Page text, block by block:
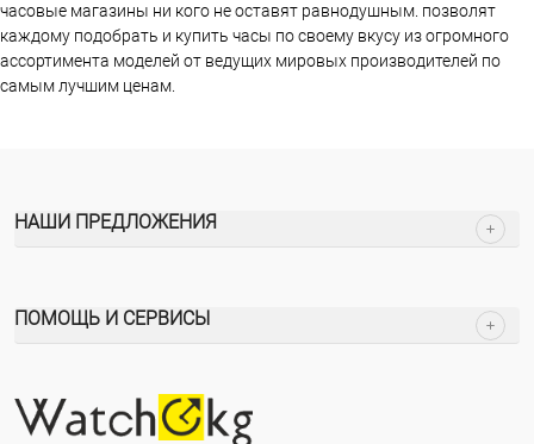
часовые магазины ни кого не оставят равнодушным. позволят
каждому подобрать и купить часы по своему вкусу из огромного
ассортимента моделей от ведущих мировых производителей по
самым лучшим ценам.
НАШИ ПРЕДЛОЖЕНИЯ
ПОМОЩЬ И СЕРВИСЫ